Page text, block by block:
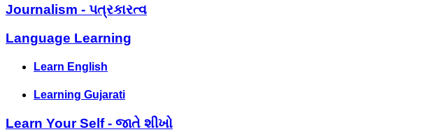
Journalism - પત્રકારત્વ
Language Learning
Learn English
Learning Gujarati
Learn Your Self - જાતે શીખો